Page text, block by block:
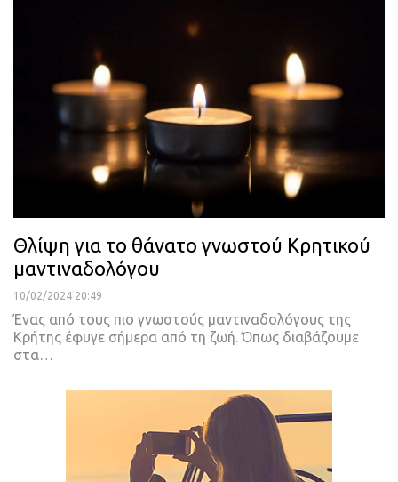
Θλίψη για το θάνατο γνωστού Κρητικού
μαντιναδολόγου
10/02/2024 20:49
Ένας από τους πιο γνωστούς μαντιναδολόγους της
Κρήτης έφυγε σήμερα από τη ζωή. Όπως διαβάζουμε
στα…